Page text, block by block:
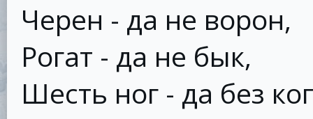
Черен - да не ворон,
Рогат - да не бык,
Шесть ног - да без